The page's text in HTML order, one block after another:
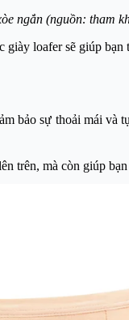
ngắn (nguồn: tham
giày loafer sẽ giúp bạn
bảo sự thoải mái
trên, mà còn giúp